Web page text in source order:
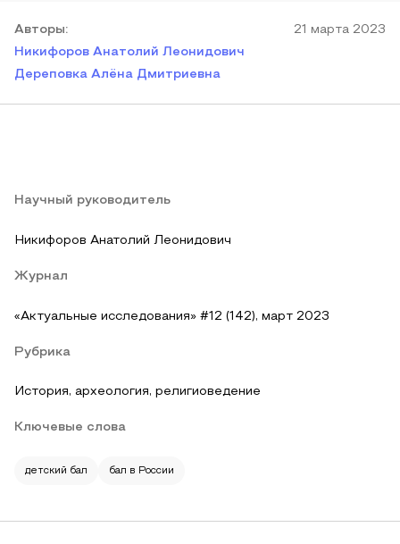
Авторы:
Никифоров Анатолий Леонидович
Дереповка Алёна Дмитриевна
21 марта 2023
Научный руководитель
Никифоров Анатолий Леонидович
Журнал
«Актуальные исследования» #12 (142), март 2023
Рубрика
История, археология, религиоведение
Ключевые слова
детский бал бал в России